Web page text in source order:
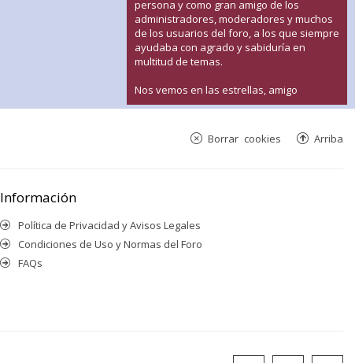
persona y como gran amigo de los
administradores, moderadores y muchos
de los usuarios del foro, a los que siempre
ayudaba con agrado y sabiduría en
multitud de temas.
Nos vemos en las estrellas, amigo
Arriba
Borrar cookies
Información
Política de Privacidad y Avisos Legales
Condiciones de Uso y Normas del Foro
FAQs